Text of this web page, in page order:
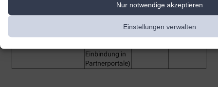
Nur notwendige akzeptieren
Einstellungen verwalten
Redirect die
OAuth-
(z.B. bei Single
Einbindung in
Partnerportale)